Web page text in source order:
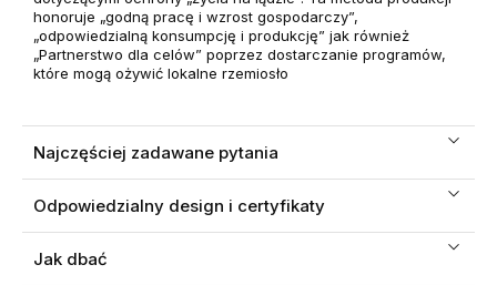
honoruje „godną pracę i wzrost gospodarczy”,
„odpowiedzialną konsumpcję i produkcję” jak również
„Partnerstwo dla celów” poprzez dostarczanie programów,
które mogą ożywić lokalne rzemiosło
Najczęściej zadawane pytania
Odpowiedzialny design i certyfikaty
Jak dbać